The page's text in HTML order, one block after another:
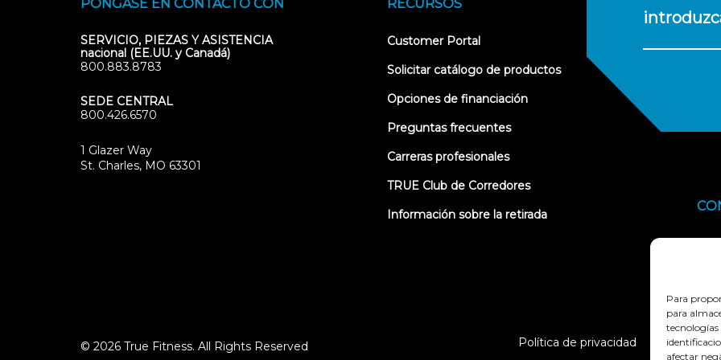
Para
para
afectar
PÓNGASE EN CONTACTO CON
SERVICIO, PIEZAS Y ASISTENCIA
nacional (EE.UU. y Canadá)
800.883.8783
SEDE CENTRAL
800.426.6570
1 Glazer Way
St. Charles, MO 63301
RECURSOS
Customer Portal(opens
new
Solicitar catálogo de productos
Opciones de financiación
Preguntas frecuentes
Carreras profesionales
TRUE Club de Corredores
Información sobre la retirada
© 2026 True Fitness. All Rights Reserved Política de privacidad